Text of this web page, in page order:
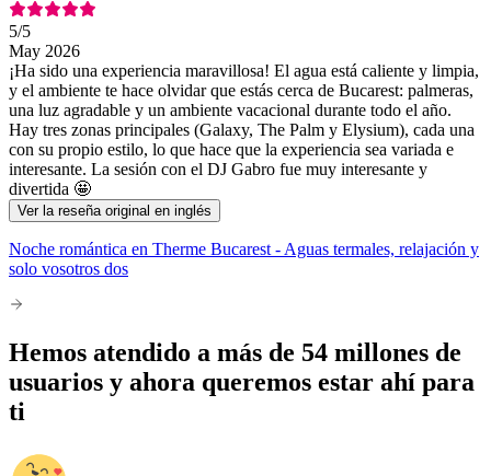
5/5
May 2026
¡Ha sido una experiencia maravillosa! El agua está caliente y limpia,
y el ambiente te hace olvidar que estás cerca de Bucarest: palmeras,
una luz agradable y un ambiente vacacional durante todo el año.
Hay tres zonas principales (Galaxy, The Palm y Elysium), cada una
con su propio estilo, lo que hace que la experiencia sea variada e
interesante. La sesión con el DJ Gabro fue muy interesante y
divertida 🤩
Ver la reseña original en inglés
Noche romántica en Therme Bucarest - Aguas termales, relajación y
solo vosotros dos
Hemos atendido a más de 54 millones de
usuarios y ahora queremos estar ahí para
ti